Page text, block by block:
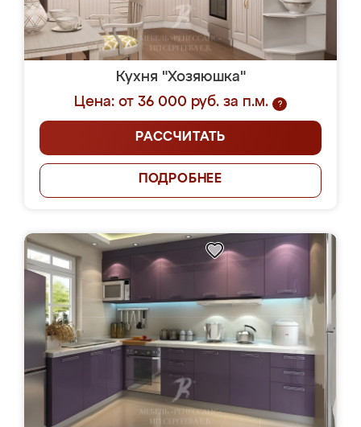
Кухня "Хозяюшка"
Цена: от 36 000 руб. за п.м.
?
РАССЧИТАТЬ
ПОДРОБНЕЕ